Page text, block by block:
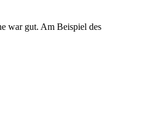
war gut. Am Beispiel des